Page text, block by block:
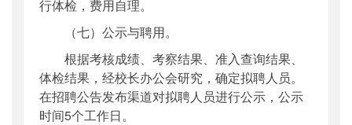
行体检，费用自理。
（七）公示与聘用。
根据考核成绩、考察结果、准入查询结果、
体检结果，经校长办公会研究，确定拟聘人员。
在招聘公告发布渠道对拟聘人员进行公示，公示
时间5个工作日。